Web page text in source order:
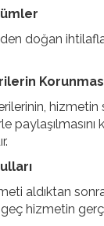
doğan
paylaşılmasını
aldıktan
hizmetin